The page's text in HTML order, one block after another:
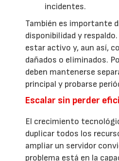
incidentes.
También es importante
disponibilidad y
estar activo y, aun así,
dañados o eliminados.
deben mantenerse
principal y probarse
Escalar sin perder
El crecimiento
duplicar todos los
ampliar un servidor
problema está en la